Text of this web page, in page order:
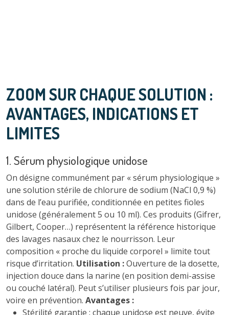
ZOOM SUR CHAQUE SOLUTION :
AVANTAGES, INDICATIONS ET
LIMITES
1. Sérum physiologique unidose
On désigne communément par « sérum physiologique »
une solution stérile de chlorure de sodium (NaCl 0,9 %)
dans de l’eau purifiée, conditionnée en petites fioles
unidose (généralement 5 ou 10 ml). Ces produits (Gifrer,
Gilbert, Cooper…) représentent la référence historique
des lavages nasaux chez le nourrisson. Leur
composition « proche du liquide corporel » limite tout
risque d’irritation. Utilisation :Ouverture de la dosette,
injection douce dans la narine (en position demi-assise
ou couché latéral). Peut s’utiliser plusieurs fois par jour,
voire en prévention. Avantages :
Stérilité garantie : chaque unidose est neuve, évite